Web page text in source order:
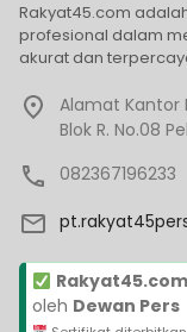
Rakyat45.com
profesional dalam
akurat dan
Alamat Kantor
Blok R. No.08
082367196233
Rakyat45.com
oleh Dewan Pers